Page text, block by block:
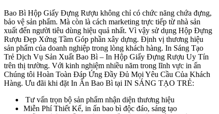
Bao Bì Hộp Giấy Đựng Rượu không chỉ có chức năng chứa đựng,
bảo vệ sản phẩm. Mà còn là cách marketing trực tiếp từ nhà sản
xuất đến người tiêu dùng hiệu quả nhất. Vì vậy sử dụng Hộp Đựng
Rượu Đẹp Xứng Tầm Góp phần xây dựng. Định vị thương hiệu
sản phẩm của doanh nghiệp trong lòng khách hàng. In Sáng Tạo
Trẻ Dịch Vụ Sản Xuất Bao Bì – In Hộp Giấy Đựng Rượu Uy Tín
trên thị trường. Với kinh nghiệm nhiều năm trong lĩnh vực in ấn
Chúng tôi Hoàn Toàn Đáp Ứng Đầy Đủ Mọi Yêu Cầu Của Khách
Hàng. Ưu đãi khi đặt In Ấn Bao Bì tại IN SÁNG TẠO TRẺ:
Tư vấn trọn bộ sản phẩm nhận diện thương hiệu
Miễn Phí Thiết Kế, in ấn bao bì độc đáo, sáng tạo